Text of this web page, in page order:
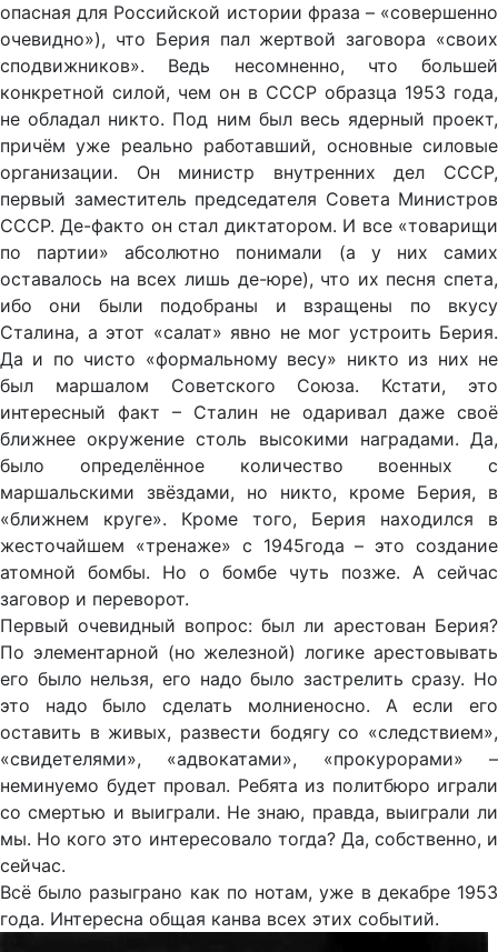
опасная для Российской истории фраза – «совершенно
очевидно»), что Берия пал жертвой заговора «своих
сподвижников». Ведь несомненно, что большей
конкретной силой, чем он в СССР образца 1953 года,
не обладал никто. Под ним был весь ядерный проект,
причём уже реально работавший, основные силовые
организации. Он министр внутренних дел СССР,
первый заместитель председателя Совета Министров
СССР. Де-факто он стал диктатором. И все «товарищи
по партии» абсолютно понимали (а у них самих
оставалось на всех лишь де-юре), что их песня спета,
ибо они были подобраны и взращены по вкусу
Сталина, а этот «салат» явно не мог устроить Берия.
Да и по чисто «формальному весу» никто из них не
был маршалом Советского Союза. Кстати, это
интересный факт – Сталин не одаривал даже своё
ближнее окружение столь высокими наградами. Да,
было определённое количество военных с
маршальскими звёздами, но никто, кроме Берия, в
«ближнем круге». Кроме того, Берия находился в
жесточайшем «тренаже» с 1945года – это создание
атомной бомбы. Но о бомбе чуть позже. А сейчас
заговор и переворот.
Первый очевидный вопрос: был ли арестован Берия?
По элементарной (но железной) логике арестовывать
его было нельзя, его надо было застрелить сразу. Но
это надо было сделать молниеносно. А если его
оставить в живых, развести бодягу со «следствием»,
«свидетелями», «адвокатами», «прокурорами» –
неминуемо будет провал. Ребята из политбюро играли
со смертью и выиграли. Не знаю, правда, выиграли ли
мы. Но кого это интересовало тогда? Да, собственно, и
сейчас.
Всё было разыграно как по нотам, уже в декабре 1953
года. Интересна общая канва всех этих событий.